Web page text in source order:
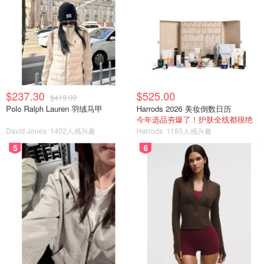
$237.30 $419.00
Polo Ralph Lauren 羽绒马甲
David Jones 1402人感兴趣
$525.00
Harrods 2026 美妆倒数日历
今年选品夯爆了！护肤全线都很绝
Harrods 1185人感兴趣
5 6